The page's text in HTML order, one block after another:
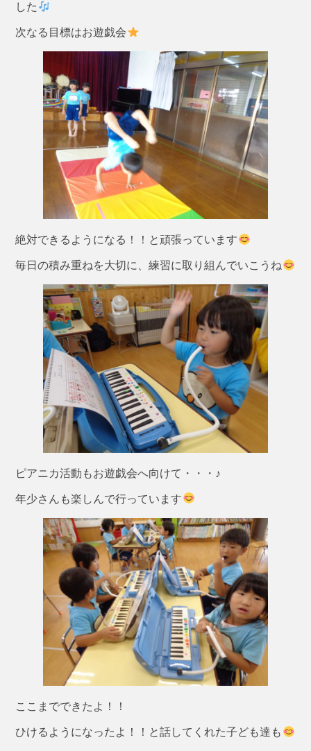
した
次なる目標はお遊戯会
絶対できるようになる！！と頑張っています
毎日の積み重ねを大切に、練習に取り組んでいこうね
ピアニカ活動もお遊戯会へ向けて・・・♪
年少さんも楽しんで行っています
ここまでできたよ！！
ひけるようになったよ！！と話してくれた子ども達も